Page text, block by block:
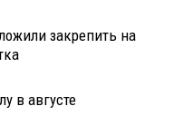
закрепить на
в августе